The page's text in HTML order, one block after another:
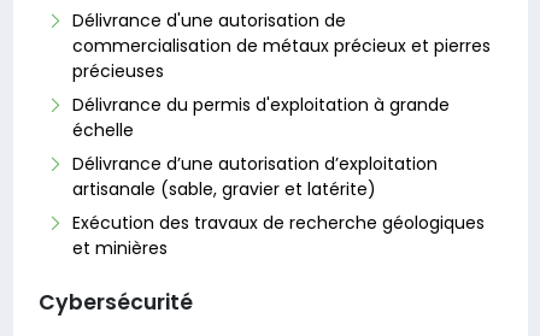
Délivrance d'une autorisation de
commercialisation de métaux précieux et pierres
précieuses
Délivrance du permis d'exploitation à grande
échelle
Délivrance d’une autorisation d’exploitation
artisanale (sable, gravier et latérite)
Exécution des travaux de recherche géologiques
et minières
Cybersécurité